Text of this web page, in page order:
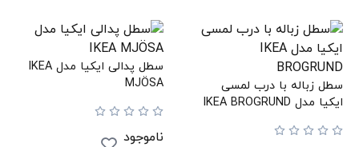
سطل زباله با درب لمسی
ایکیا مدل IKEA BROGRUND
سطل پدالی ایکیا مدل IKEA
MJÖSA
ناموجود